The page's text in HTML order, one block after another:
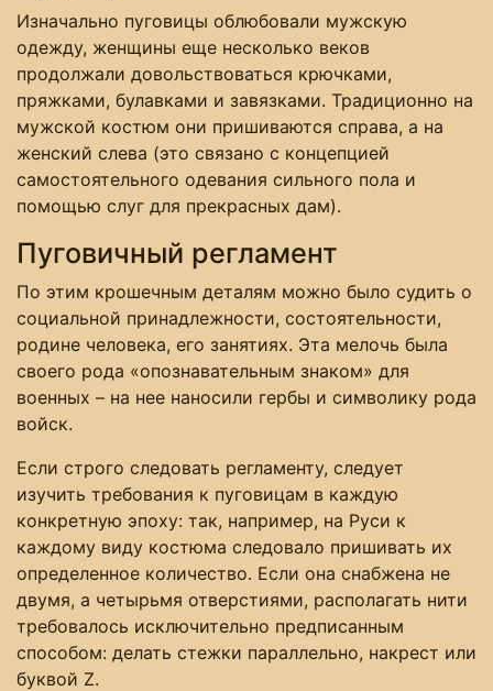
Изначально пуговицы облюбовали мужскую
одежду, женщины еще несколько веков
продолжали довольствоваться крючками,
пряжками, булавками и завязками. Традиционно на
мужской костюм они пришиваются справа, а на
женский слева (это связано с концепцией
самостоятельного одевания сильного пола и
помощью слуг для прекрасных дам).
Пуговичный регламент
По этим крошечным деталям можно было судить о
социальной принадлежности, состоятельности,
родине человека, его занятиях. Эта мелочь была
своего рода «опознавательным знаком» для
военных – на нее наносили гербы и символику рода
войск.
Если строго следовать регламенту, следует
изучить требования к пуговицам в каждую
конкретную эпоху: так, например, на Руси к
каждому виду костюма следовало пришивать их
определенное количество. Если она снабжена не
двумя, а четырьмя отверстиями, располагать нити
требовалось исключительно предписанным
способом: делать стежки параллельно, накрест или
буквой Z.